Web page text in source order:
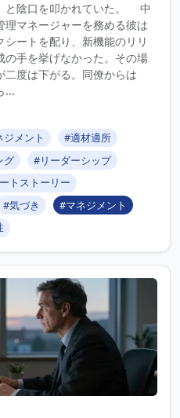
と陰口を叩かれていた。 中
マネージャーを務める彼は
ートを配り、新機能のリリ
の手を挙げなかった。その場
度は下がる。同僚からは
...
メント
#適材適所
グ
#リーダーシップ
トストーリー
#気づき
#マネジメント